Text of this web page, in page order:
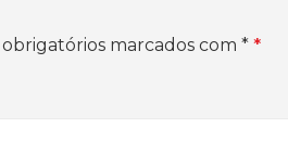
marcados com *